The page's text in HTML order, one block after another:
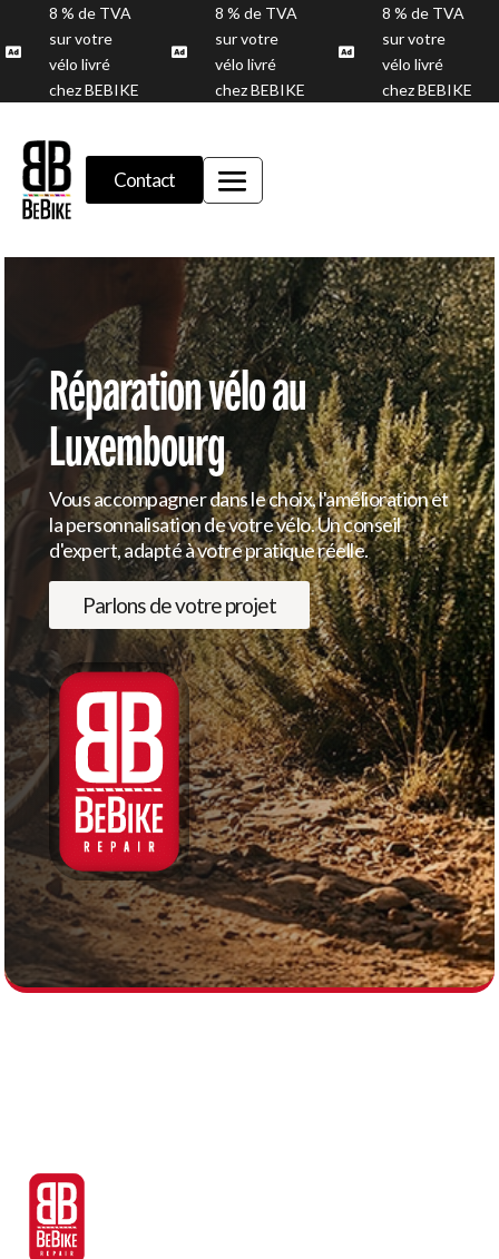

8 % de TVA
sur votre
vélo livré
chez BEBIKE

8 % de TVA
sur votre
vélo livré
chez BEBIKE

8 % de TVA
sur votre
vélo livré
chez BEBIKE
Contact
Réparation vélo au
Luxembourg
Vous accompagner dans le choix, l'amélioration et
la personnalisation de votre vélo. Un conseil
d'expert, adapté à votre pratique réelle.
Parlons de votre projet